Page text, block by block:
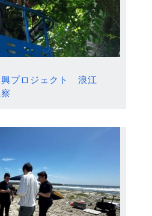
興プロジェクト 浪江